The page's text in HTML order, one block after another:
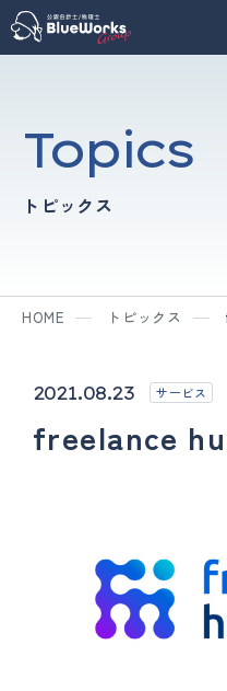
Topics
トピックス
HOME トピックス
2021.08.23 サービス
freelance